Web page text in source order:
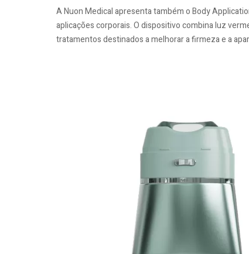
A Nuon Medical apresenta também o Body
aplicações corporais. O dispositivo combina luz
tratamentos destinados a melhorar a firmeza e a